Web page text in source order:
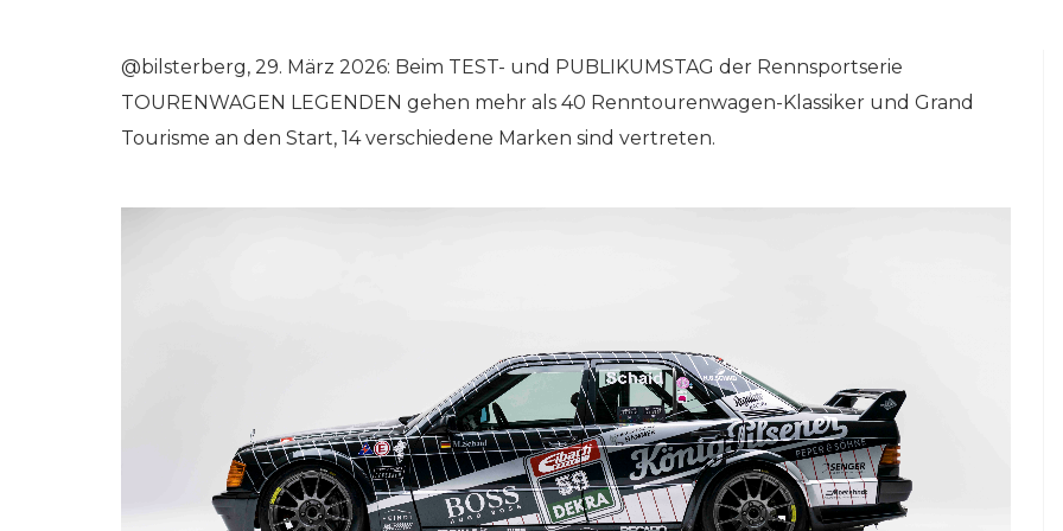
@bilsterberg, 29. März 2026: Beim TEST- und PUBLIKUMSTAG der Rennsportserie
TOURENWAGEN LEGENDEN gehen mehr als 40 Renntourenwagen-Klassiker und Grand
Tourisme an den Start, 14 verschiedene Marken sind vertreten.
(Sommer-)Ausgabe
№ 001 | 2019
verpasst? werk1 nine
| eleven boxerstories
– jetzt online
nachbestellen bei
NETZWERKEINS GO! // ONLINE-STORE BY
13 Jahre werk1®
sports | cars | culture:
Sichern Sie sich die
neue Ausgabe 01 |
2026 – im Handel ab